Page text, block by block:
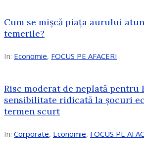
Cum se mișcă piața aurului
temerile?
In: Economie, FOCUS PE AFACERI
Risc moderat de neplată pentru
sensibilitate ridicată la șocuri
termen scurt
In: Corporate, Economie, FOCUS PE